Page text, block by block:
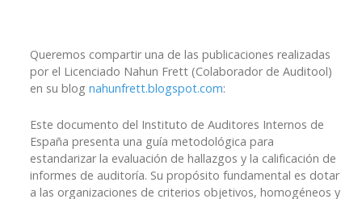
Queremos compartir una de las publicaciones realizadas
por el Licenciado Nahun Frett (Colaborador de Auditool)
en su blog nahunfrett.blogspot.com:
Este documento del Instituto de Auditores Internos de
España presenta una guía metodológica para
estandarizar la evaluación de hallazgos y la calificación de
informes de auditoría. Su propósito fundamental es dotar
a las organizaciones de criterios objetivos, homogéneos y